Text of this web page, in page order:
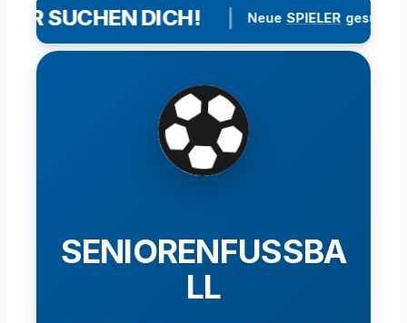
SUCHEN DICH! | Neue SPIELER gesucht
SENIORENFUSSBA
LL